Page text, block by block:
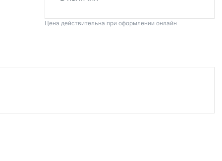
Цена действительна при оформлении онлайн